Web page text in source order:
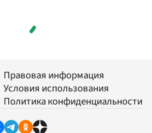
Правовая информация
Условия использования
Политика конфиденциальности